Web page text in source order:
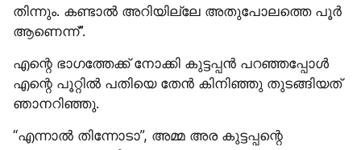
തിന്നും. കണ്ടാൽ അറിയില്ലേ അതുപോലത്തെ പൂർ
ആണെന്ന്”.
എന്റെ ഭാഗത്തേക്ക് നോക്കി കുട്ടപ്പൻ പറഞ്ഞപ്പോൾ
എന്റെ പൂറ്റിൽ പതിയെ തേൻ കിനിഞ്ഞു തുടങ്ങിയത്
ഞാനറിഞ്ഞു.
“എന്നാൽ തിന്നോടാ”, അമ്മ അര കുട്ടപ്പന്റെ